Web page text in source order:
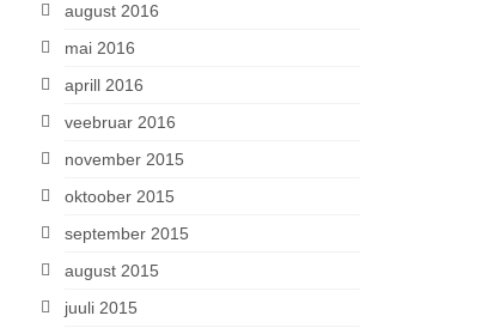
august 2016
mai 2016
aprill 2016
veebruar 2016
november 2015
oktoober 2015
september 2015
august 2015
juuli 2015